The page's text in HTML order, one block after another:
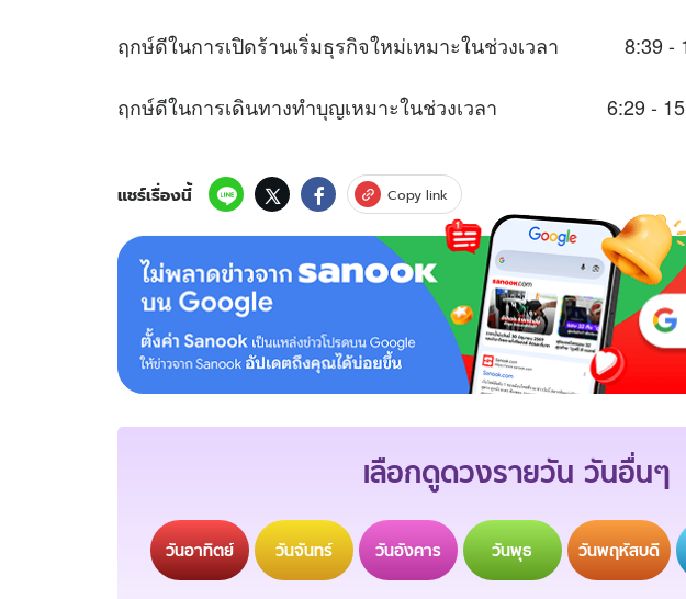
ฤกษ์ดีในการเปิดร้านเริ่มธุรกิจใหม่เหมาะในช่วงเวลา 8:39 -
ฤกษ์ดีในการเดินทางทำบุญเหมาะในช่วงเวลา 6:29 -
แชร์เรื่องนี้ Copy link
เลือกดูดวงรายวัน วันอื่นๆ
วันอาทิตย์ วันจันทร์ วันอังคาร วันพุธ วันพฤหัสบดี